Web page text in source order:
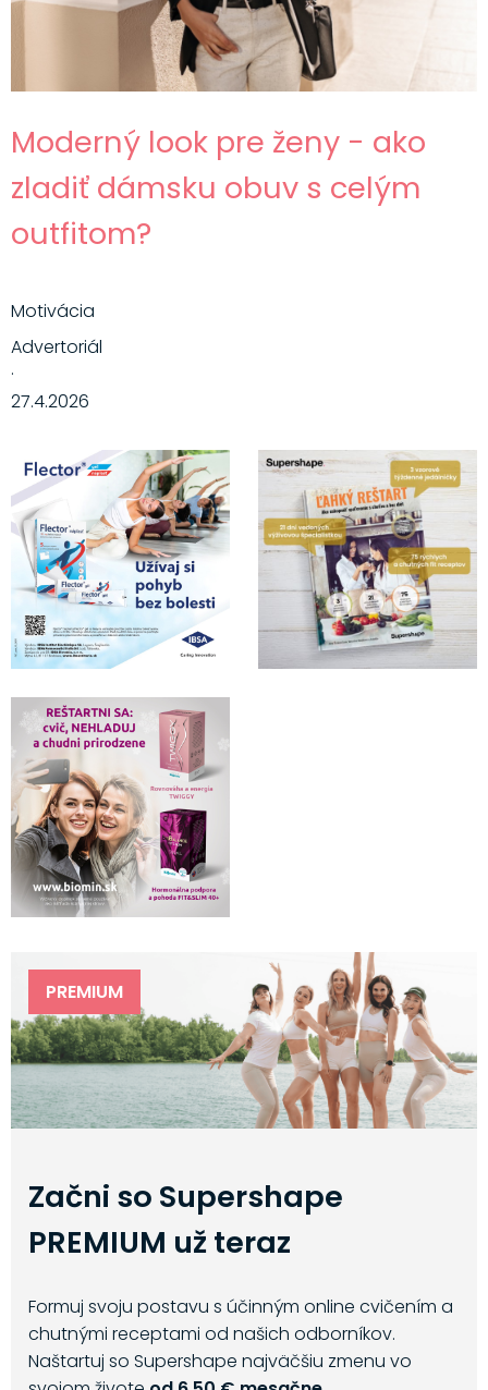
Moderný look pre ženy - ako
zladiť dámsku obuv s celým
outfitom?
Motivácia
Advertoriál
·
27.4.2026
PREMIUM
Začni so Supershape
PREMIUM už teraz
Formuj svoju postavu s účinným online cvičením a
chutnými receptami od našich odborníkov.
Naštartuj so Supershape najväčšiu zmenu vo